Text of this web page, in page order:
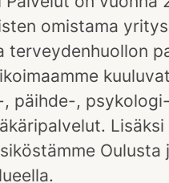
omistama
terveydenhuollon
päihde-,